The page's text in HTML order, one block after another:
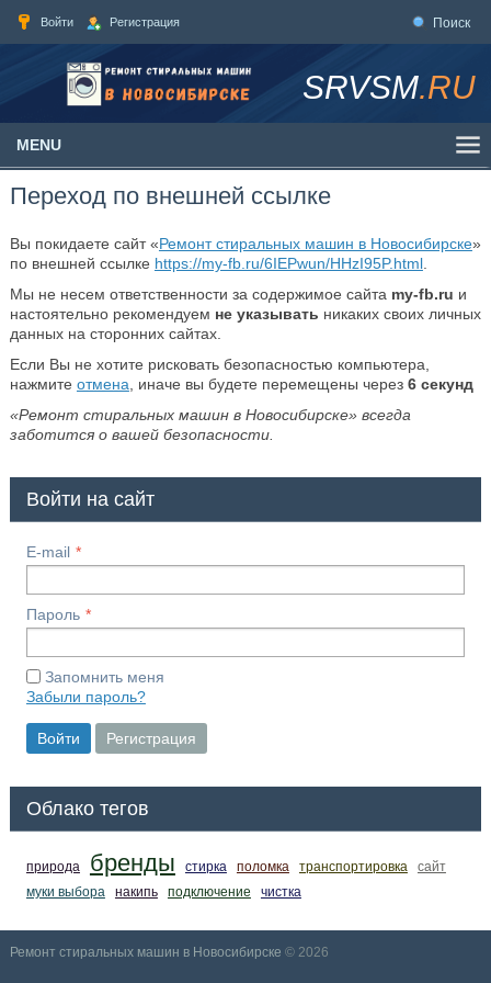
Войти Регистрация Поиск
SRVSM.RU
MENU
Переход по внешней ссылке
Вы покидаете сайт «Ремонт стиральных машин в Новосибирске»
по внешней ссылке https://my-fb.ru/6IEPwun/HHzI95P.html.
Мы не несем ответственности за содержимое сайта my-fb.ru и
настоятельно рекомендуем не указывать никаких своих личных
данных на сторонних сайтах.
Если Вы не хотите рисковать безопасностью компьютера,
нажмите отмена , иначе вы будете перемещены через 6секунд
«Ремонт стиральных машин в Новосибирске» всегда
заботится о вашей безопасности.
Войти на сайт
E-mail
Пароль
Запомнить меня
Забыли пароль?
Войти Регистрация
Облако тегов
природа бренды стирка поломка транспортировка
сайт
муки выбора
накипь подключение чистка
Ремонт стиральных машин в Новосибирске © 2026